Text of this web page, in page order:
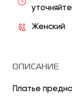
Женский
ОПИСАНИЕ
Платье